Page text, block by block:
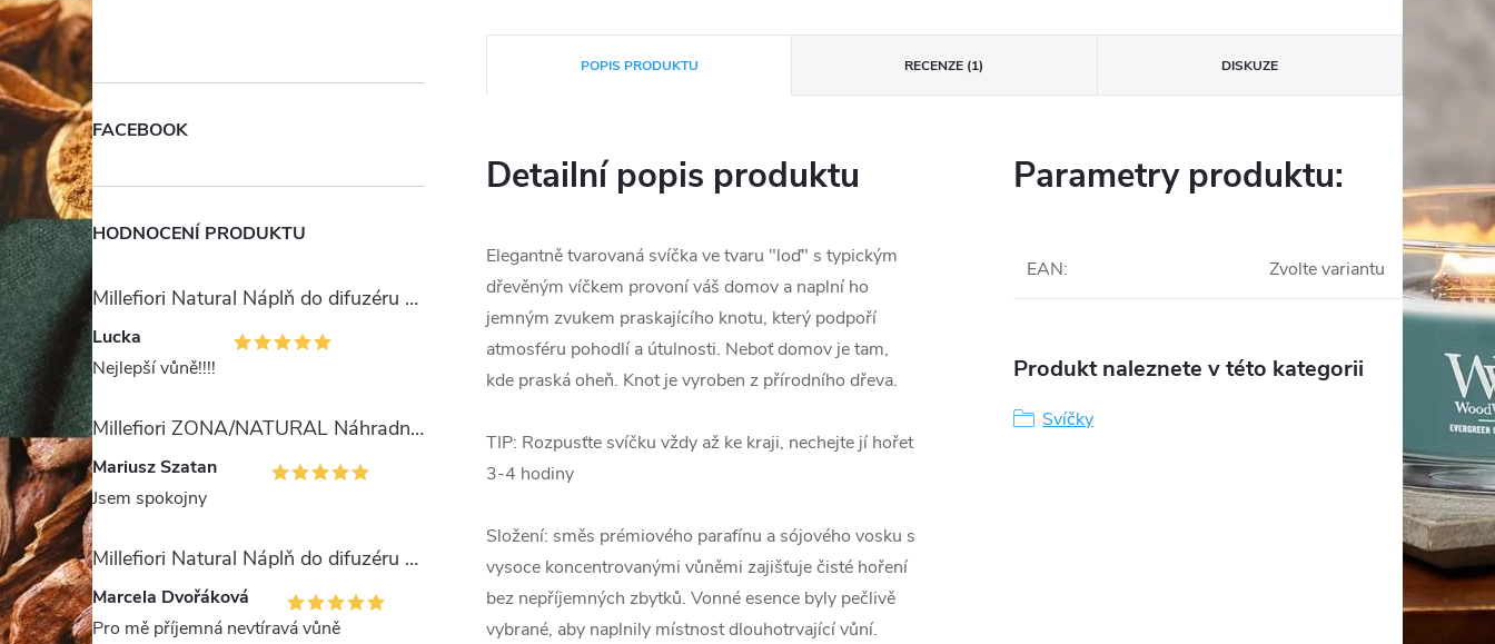
FACEBOOK
HODNOCENÍ PRODUKTU
Millefiori Natural Náplň do difuzéru 250ml/Ambra & Rosa
Lucka
Nejlepší vůně!!!!
Millefiori ZONA/NATURAL Náhradní stébla pro difuzér 100ml
Mariusz Szatan
Jsem spokojny
Millefiori Natural Náplň do difuzéru 250ml/Legni e Fiori ďArancio
Marcela Dvořáková
Pro mě příjemná nevtíravá vůně
POPIS PRODUKTU RECENZE (1) DISKUZE
Detailní popis produktu
Elegantně tvarovaná svíčka ve tvaru "loď" s typickým
dřevěným víčkem provoní váš domov a naplní ho
jemným zvukem praskajícího knotu, který podpoří
atmosféru pohodlí a útulnosti. Neboť domov je tam,
kde praská oheň. Knot je vyroben z přírodního dřeva.
TIP: Rozpusťte svíčku vždy až ke kraji, nechejte jí hořet
3-4 hodiny
Složení: směs prémiového parafínu a sójového vosku s
vysoce koncentrovanými vůněmi zajišťuje čisté hoření
bez nepříjemných zbytků. Vonné esence byly pečlivě
vybrané, aby naplnily místnost dlouhotrvající vůní.
Parametry produktu:
EAN: Zvolte variantu
Produkt naleznete v této kategorii
Svíčky